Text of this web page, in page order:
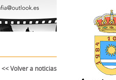
<< Volver a noticias